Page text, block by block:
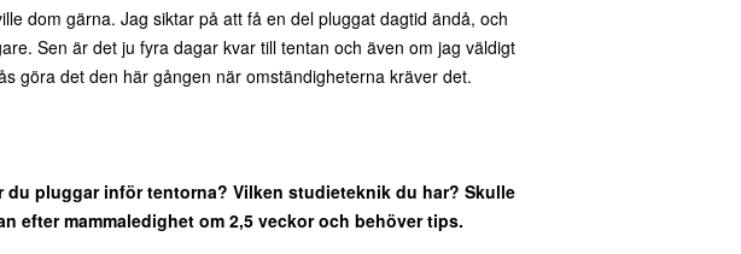
dom gärna. Jag siktar på att få en del pluggat dagtid ändå, och
Sen är det ju fyra dagar kvar till tentan och även om jag väldigt
göra det den här gången när omständigheterna kräver det.
du pluggar inför tentorna? Vilken studieteknik du har? Skulle
efter mammaledighet om 2,5 veckor och behöver tips.